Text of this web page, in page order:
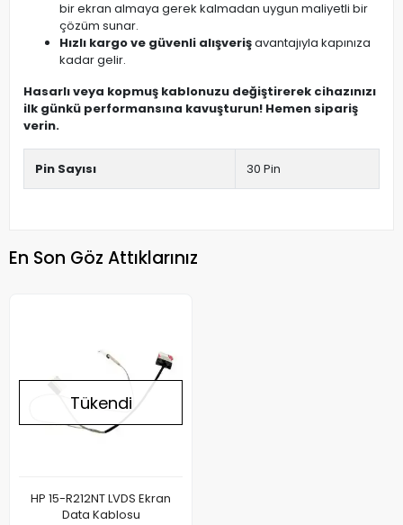
bir ekran almaya gerek kalmadan uygun maliyetli bir
çözüm sunar.
Hızlı kargo ve güvenli alışverişavantajıyla kapınıza
kadar gelir.
Hasarlı veya kopmuş kablonuzu değiştirerek cihazınızı
ilk günkü performansına kavuşturun! Hemen sipariş
verin.
Pin Sayısı 30 Pin
En Son Göz Attıklarınız
Tükendi
HP 15-R212NT LVDS Ekran
Data Kablosu